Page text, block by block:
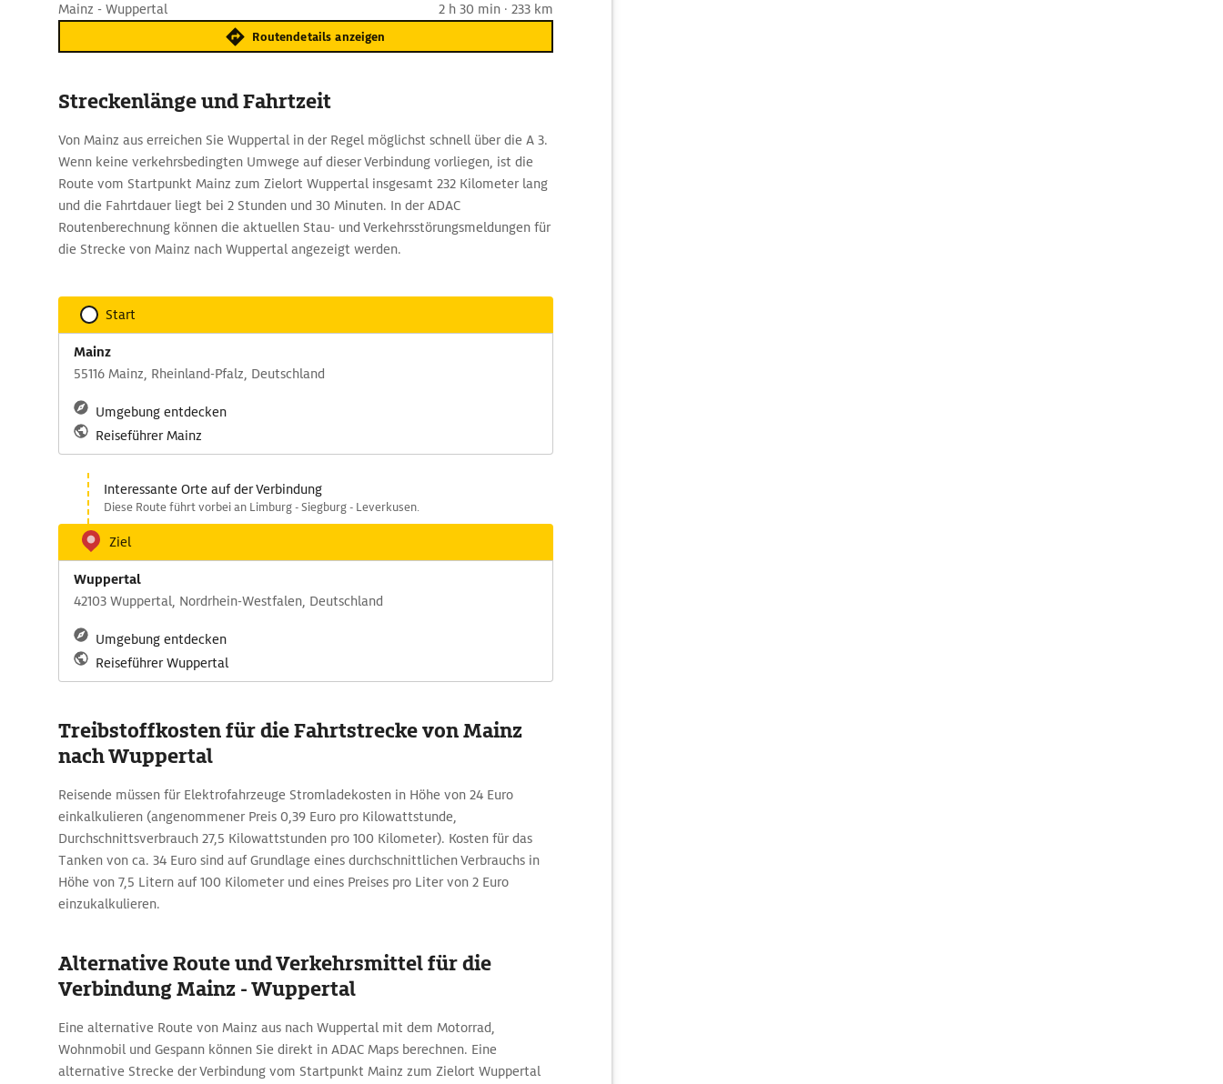
Mainz - Wuppertal 2 h 30 min · 233 km
Routendetails anzeigen
Streckenlänge und Fahrtzeit
Von Mainz aus erreichen Sie Wuppertal in der Regel möglichst schnell über die A 3.
Wenn keine verkehrsbedingten Umwege auf dieser Verbindung vorliegen, ist die
Route vom Startpunkt Mainz zum Zielort Wuppertal insgesamt 232 Kilometer lang
und die Fahrtdauer liegt bei 2 Stunden und 30 Minuten. In der ADAC
Routenberechnung können die aktuellen Stau- und Verkehrsstörungsmeldungen für
die Strecke von Mainz nach Wuppertal angezeigt werden.
Start
Mainz
55116 Mainz, Rheinland-Pfalz, Deutschland
Umgebung entdecken
Reiseführer Mainz
Interessante Orte auf der Verbindung
Diese Route führt vorbei an Limburg - Siegburg - Leverkusen.
Ziel
Wuppertal
42103 Wuppertal, Nordrhein-Westfalen, Deutschland
Umgebung entdecken
Reiseführer Wuppertal
Treibstoffkosten für die Fahrtstrecke von Mainz
nach Wuppertal
Reisende müssen für Elektrofahrzeuge Stromladekosten in Höhe von 24 Euro
einkalkulieren (angenommener Preis 0,39 Euro pro Kilowattstunde,
Durchschnittsverbrauch 27,5 Kilowattstunden pro 100 Kilometer). Kosten für das
Tanken von ca. 34 Euro sind auf Grundlage eines durchschnittlichen Verbrauchs in
Höhe von 7,5 Litern auf 100 Kilometer und eines Preises pro Liter von 2 Euro
einzukalkulieren.
Alternative Route und Verkehrsmittel für die
Verbindung Mainz - Wuppertal
Eine alternative Route von Mainz aus nach Wuppertal mit dem Motorrad,
Wohnmobil und Gespann können Sie direkt in ADAC Maps berechnen. Eine
alternative Strecke der Verbindung vom Startpunkt Mainz zum Zielort Wuppertal